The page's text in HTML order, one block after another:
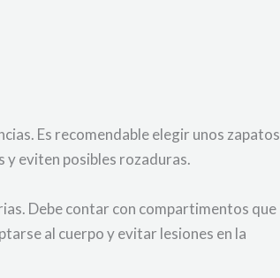
Es recomendable elegir unos zapatos
y eviten posibles rozaduras.
Debe contar con compartimentos que
al cuerpo y evitar lesiones en la